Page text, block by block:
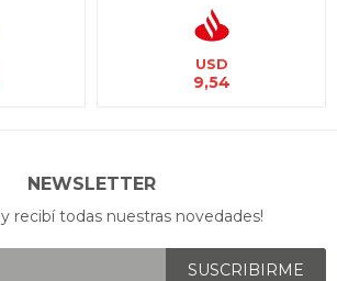
USD
9,54
NEWSLETTER
y recibí todas nuestras novedades!
SUSCRIBIRME